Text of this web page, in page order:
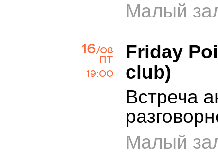
Малый
16/08
ПТ
19:00
Friday
club)
Встреча
Малый